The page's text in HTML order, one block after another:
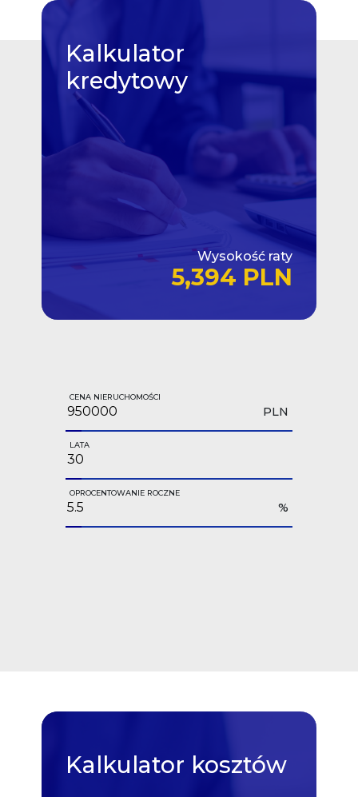
Kalkulator
kredytowy
Wysokość raty
5,394 PLN
CENA NIERUCHOMOŚCI
PLN
LATA
OPROCENTOWANIE ROCZNE
%
Kalkulator kosztów